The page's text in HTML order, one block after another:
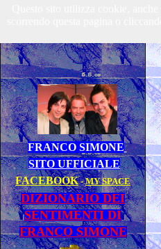
FRANCO SIMONE
SITO UFFICIALE
FACEBOOK-MY SPACE
DIZIONARIO DEI
SENTIMENTI DI
FRANCO SIMONE